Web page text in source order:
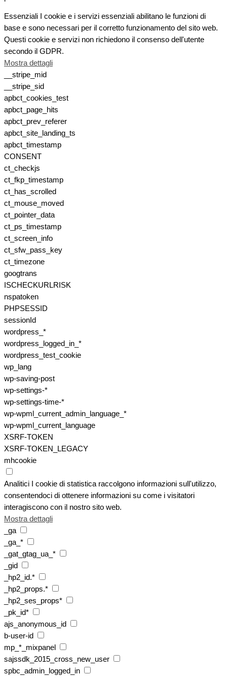
Essenziali
I cookie e i servizi essenziali abilitano le funzioni di
base e sono necessari per il corretto funzionamento del sito web.
Questi cookie e servizi non richiedono il consenso dell'utente
secondo il GDPR.
Mostra dettagli
__stripe_mid
__stripe_sid
apbct_cookies_test
apbct_page_hits
apbct_prev_referer
apbct_site_landing_ts
apbct_timestamp
CONSENT
ct_checkjs
ct_fkp_timestamp
ct_has_scrolled
ct_mouse_moved
ct_pointer_data
ct_ps_timestamp
ct_screen_info
ct_sfw_pass_key
ct_timezone
googtrans
ISCHECKURLRISK
nspatoken
PHPSESSID
sessionId
wordpress_*
wordpress_logged_in_*
wordpress_test_cookie
wp_lang
wp-saving-post
wp-settings-*
wp-settings-time-*
wp-wpml_current_admin_language_*
wp-wpml_current_language
XSRF-TOKEN
XSRF-TOKEN_LEGACY
mhcookie
Analitici
I cookie di statistica raccolgono informazioni sull'utilizzo,
consentendoci di ottenere informazioni su come i visitatori
interagiscono con il nostro sito web.
Mostra dettagli
_ga
_ga_*
_gat_gtag_ua_*
_gid
_hp2_id.*
_hp2_props.*
_hp2_ses_props*
_pk_id*
ajs_anonymous_id
b-user-id
mp_*_mixpanel
sajssdk_2015_cross_new_user
spbc_admin_logged_in